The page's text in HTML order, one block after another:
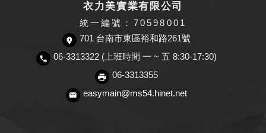
衣力美實業有限公司
統一編號：70598001
701 台南市東區裕和路261號
06-3313322 (上班時間 一 ~ 五 8:30-17:30)
06-3313355
easymain@ms54.hinet.net